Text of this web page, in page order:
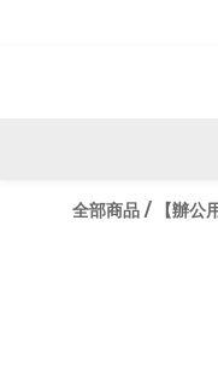
全部商品 / 【辦公